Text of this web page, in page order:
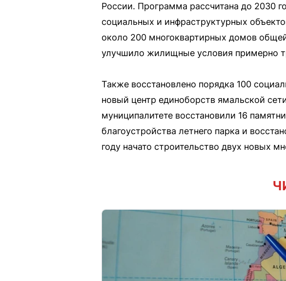
России. Программа рассчитана до 2030
социальных и инфраструктурных
около 200 многоквартирных домов
улучшило жилищные условия примерно
Также восстановлено порядка 100
новый центр единоборств ямальской
муниципалитете восстановили 16
благоустройства летнего парка и
году начато строительство двух новых